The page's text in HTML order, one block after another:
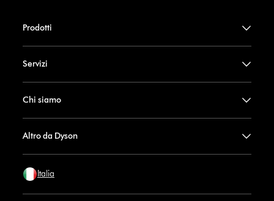
Prodotti
Servizi
Chi siamo
Altro da Dyson
Italia